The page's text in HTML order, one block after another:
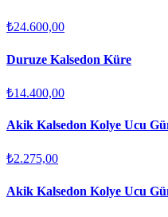
₺24.600,00
Duruze Kalsedon Küre
₺14.400,00
Akik Kalsedon Kolye Ucu
₺2.275,00
Akik Kalsedon Kolye Ucu